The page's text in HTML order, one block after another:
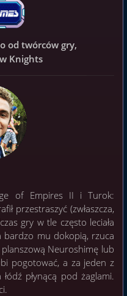
od twórców gry,
Knights
of Empires II i Turok:
przestraszyć (zwłaszcza,
gry w tle często leciała
bardzo mu dokopią, rzuca
Neuroshimę lub
pogotować, a za jeden z
płynącą pod żaglami.